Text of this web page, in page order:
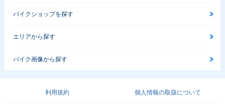
バイクショップを探す
エリアから探す
バイク画像から探す
利用規約 個人情報の取扱について